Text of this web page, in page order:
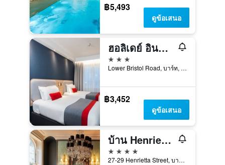
฿5,493
ดูข้อเสนอ
ฮอลิเดย์ อินน์ เอ็กซ์เพรส บาธ บาย IHG
3 ดาว
Lower Bristol Road, บาร์ท, สหราชอาณาจักร
฿3,452
ดูข้อเสนอ
บ้าน Henrietta, สมาชิกของ Radisson Individuals
4 ดาว
27-29 Henrietta Street, บาร์ท, สหราชอาณาจักร